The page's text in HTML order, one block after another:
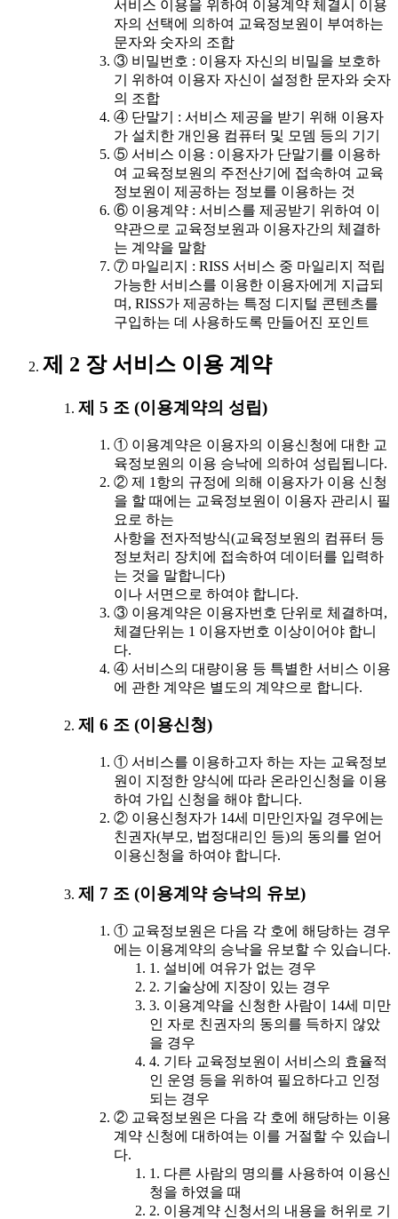
서비스 이용을 위하여 이용계약 체결시 이용
자의 선택에 의하여 교육정보원이 부여하는
문자와 숫자의 조합
③ 비밀번호 : 이용자 자신의 비밀을 보호하
기 위하여 이용자 자신이 설정한 문자와 숫자
의 조합
④ 단말기 : 서비스 제공을 받기 위해 이용자
가 설치한 개인용 컴퓨터 및 모뎀 등의 기기
⑤ 서비스 이용 : 이용자가 단말기를 이용하
여 교육정보원의 주전산기에 접속하여 교육
정보원이 제공하는 정보를 이용하는 것
⑥ 이용계약 : 서비스를 제공받기 위하여 이
약관으로 교육정보원과 이용자간의 체결하
는 계약을 말함
⑦ 마일리지 : RISS 서비스 중 마일리지 적립
가능한 서비스를 이용한 이용자에게 지급되
며, RISS가 제공하는 특정 디지털 콘텐츠를
구입하는 데 사용하도록 만들어진 포인트
제 2 장 서비스 이용 계약
제 5 조 (이용계약의 성립)
① 이용계약은 이용자의 이용신청에 대한 교
육정보원의 이용 승낙에 의하여 성립됩니다.
② 제 1항의 규정에 의해 이용자가 이용 신청
을 할 때에는 교육정보원이 이용자 관리시 필
요로 하는
사항을 전자적방식(교육정보원의 컴퓨터 등
정보처리 장치에 접속하여 데이터를 입력하
는 것을 말합니다)
이나 서면으로 하여야 합니다.
③ 이용계약은 이용자번호 단위로 체결하며,
체결단위는 1 이용자번호 이상이어야 합니
다.
④ 서비스의 대량이용 등 특별한 서비스 이용
에 관한 계약은 별도의 계약으로 합니다.
제 6 조 (이용신청)
① 서비스를 이용하고자 하는 자는 교육정보
원이 지정한 양식에 따라 온라인신청을 이용
하여 가입 신청을 해야 합니다.
② 이용신청자가 14세 미만인자일 경우에는
친권자(부모, 법정대리인 등)의 동의를 얻어
이용신청을 하여야 합니다.
제 7 조 (이용계약 승낙의 유보)
① 교육정보원은 다음 각 호에 해당하는 경우
에는 이용계약의 승낙을 유보할 수 있습니다.
1. 설비에 여유가 없는 경우
2. 기술상에 지장이 있는 경우
3. 이용계약을 신청한 사람이 14세 미만
인 자로 친권자의 동의를 득하지 않았
을 경우
4. 기타 교육정보원이 서비스의 효율적
인 운영 등을 위하여 필요하다고 인정
되는 경우
② 교육정보원은 다음 각 호에 해당하는 이용
계약 신청에 대하여는 이를 거절할 수 있습니
다.
1. 다른 사람의 명의를 사용하여 이용신
청을 하였을 때
2. 이용계약 신청서의 내용을 허위로 기